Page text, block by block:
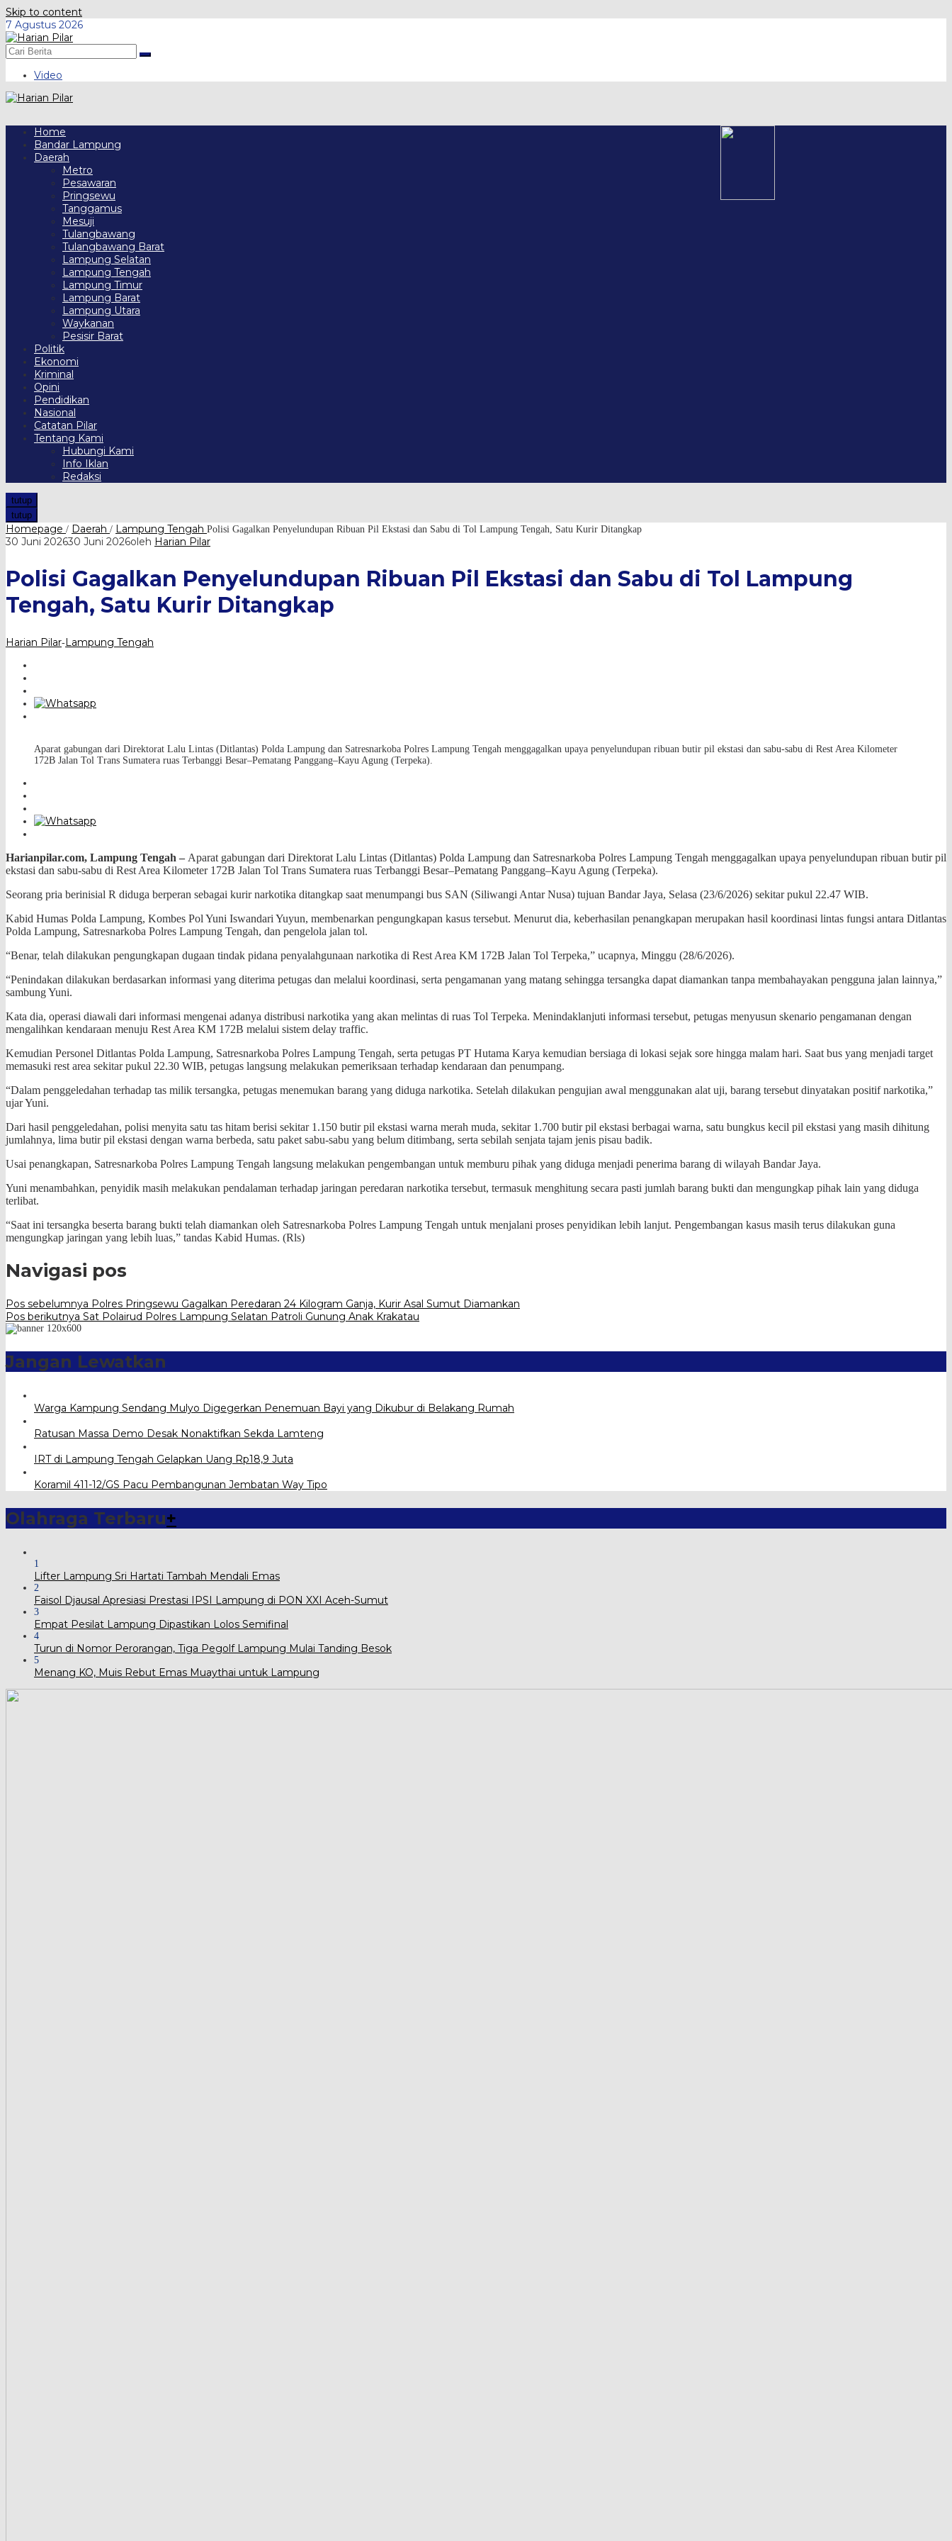
Skip to content
7 Agustus 2026
Video
Home
Bandar Lampung
Daerah
Metro
Pesawaran
Pringsewu
Tanggamus
Mesuji
Tulangbawang
Tulangbawang Barat
Lampung Selatan
Lampung Tengah
Lampung Timur
Lampung Barat
Lampung Utara
Waykanan
Pesisir Barat
Politik
Ekonomi
Kriminal
Opini
Pendidikan
Nasional
Catatan Pilar
Tentang Kami
Hubungi Kami
Info Iklan
Redaksi
tutup
tutup
Homepage / Daerah / Lampung Tengah Polisi Gagalkan Penyelundupan Ribuan Pil Ekstasi dan Sabu di Tol Lampung Tengah, Satu Kurir Ditangkap
30 Juni 202630 Juni 2026oleh Harian Pilar
Polisi Gagalkan Penyelundupan Ribuan Pil Ekstasi dan Sabu di Tol Lampung
Tengah, Satu Kurir Ditangkap
Harian Pilar-Lampung Tengah
Aparat gabungan dari Direktorat Lalu Lintas (Ditlantas) Polda Lampung dan Satresnarkoba Polres Lampung Tengah menggagalkan upaya penyelundupan ribuan butir pil ekstasi dan sabu-sabu di Rest Area Kilometer
172B Jalan Tol Trans Sumatera ruas Terbanggi Besar–Pematang Panggang–Kayu Agung (Terpeka).
Harianpilar.com, Lampung Tengah – Aparat gabungan dari Direktorat Lalu Lintas (Ditlantas) Polda Lampung dan Satresnarkoba Polres Lampung Tengah menggagalkan upaya penyelundupan ribuan butir pil
ekstasi dan sabu-sabu di Rest Area Kilometer 172B Jalan Tol Trans Sumatera ruas Terbanggi Besar–Pematang Panggang–Kayu Agung (Terpeka).
Seorang pria berinisial R diduga berperan sebagai kurir narkotika ditangkap saat menumpangi bus SAN (Siliwangi Antar Nusa) tujuan Bandar Jaya, Selasa (23/6/2026) sekitar pukul 22.47 WIB.
Kabid Humas Polda Lampung, Kombes Pol Yuni Iswandari Yuyun, membenarkan pengungkapan kasus tersebut. Menurut dia, keberhasilan penangkapan merupakan hasil koordinasi lintas fungsi antara Ditlantas
Polda Lampung, Satresnarkoba Polres Lampung Tengah, dan pengelola jalan tol.
“Benar, telah dilakukan pengungkapan dugaan tindak pidana penyalahgunaan narkotika di Rest Area KM 172B Jalan Tol Terpeka,” ucapnya, Minggu (28/6/2026).
“Penindakan dilakukan berdasarkan informasi yang diterima petugas dan melalui koordinasi, serta pengamanan yang matang sehingga tersangka dapat diamankan tanpa membahayakan pengguna jalan lainnya,”
sambung Yuni.
Kata dia, operasi diawali dari informasi mengenai adanya distribusi narkotika yang akan melintas di ruas Tol Terpeka. Menindaklanjuti informasi tersebut, petugas menyusun skenario pengamanan dengan
mengalihkan kendaraan menuju Rest Area KM 172B melalui sistem delay traffic.
Kemudian Personel Ditlantas Polda Lampung, Satresnarkoba Polres Lampung Tengah, serta petugas PT Hutama Karya kemudian bersiaga di lokasi sejak sore hingga malam hari. Saat bus yang menjadi target
memasuki rest area sekitar pukul 22.30 WIB, petugas langsung melakukan pemeriksaan terhadap kendaraan dan penumpang.
“Dalam penggeledahan terhadap tas milik tersangka, petugas menemukan barang yang diduga narkotika. Setelah dilakukan pengujian awal menggunakan alat uji, barang tersebut dinyatakan positif narkotika,”
ujar Yuni.
Dari hasil penggeledahan, polisi menyita satu tas hitam berisi sekitar 1.150 butir pil ekstasi warna merah muda, sekitar 1.700 butir pil ekstasi berbagai warna, satu bungkus kecil pil ekstasi yang masih dihitung
jumlahnya, lima butir pil ekstasi dengan warna berbeda, satu paket sabu-sabu yang belum ditimbang, serta sebilah senjata tajam jenis pisau badik.
Usai penangkapan, Satresnarkoba Polres Lampung Tengah langsung melakukan pengembangan untuk memburu pihak yang diduga menjadi penerima barang di wilayah Bandar Jaya.
Yuni menambahkan, penyidik masih melakukan pendalaman terhadap jaringan peredaran narkotika tersebut, termasuk menghitung secara pasti jumlah barang bukti dan mengungkap pihak lain yang diduga
terlibat.
“Saat ini tersangka beserta barang bukti telah diamankan oleh Satresnarkoba Polres Lampung Tengah untuk menjalani proses penyidikan lebih lanjut. Pengembangan kasus masih terus dilakukan guna
mengungkap jaringan yang lebih luas,” tandas Kabid Humas. (Rls)
Navigasi pos
Pos sebelumnya Polres Pringsewu Gagalkan Peredaran 24 Kilogram Ganja, Kurir Asal Sumut Diamankan
Pos berikutnya Sat Polairud Polres Lampung Selatan Patroli Gunung Anak Krakatau
Jangan Lewatkan
Warga Kampung Sendang Mulyo Digegerkan Penemuan Bayi yang Dikubur di Belakang Rumah
Ratusan Massa Demo Desak Nonaktifkan Sekda Lamteng
IRT di Lampung Tengah Gelapkan Uang Rp18,9 Juta
Koramil 411-12/GS Pacu Pembangunan Jembatan Way Tipo
Olahraga Terbaru+
1
Lifter Lampung Sri Hartati Tambah Mendali Emas
2
Faisol Djausal Apresiasi Prestasi IPSI Lampung di PON XXI Aceh-Sumut
3
Empat Pesilat Lampung Dipastikan Lolos Semifinal
4
Turun di Nomor Perorangan, Tiga Pegolf Lampung Mulai Tanding Besok
5
Menang KO, Muis Rebut Emas Muaythai untuk Lampung